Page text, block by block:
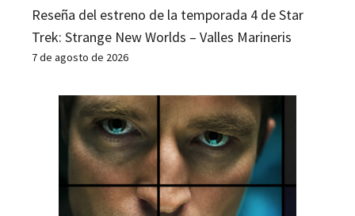
Reseña del estreno de la temporada 4 de Star
Trek: Strange New Worlds – Valles Marineris
7 de agosto de 2026